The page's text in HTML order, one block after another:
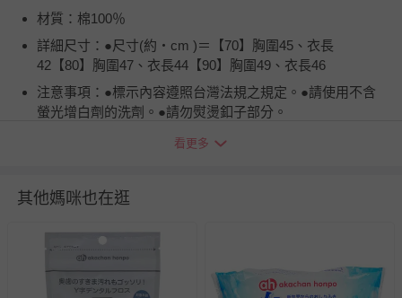
材質：棉100％
詳細尺寸：●尺寸(約・cm )＝【70】胸圍45、衣長
42【80】胸圍47、衣長44【90】胸圍49、衣長46
注意事項：●標示內容遵照台灣法規之規定。●請使用不含
螢光增白劑的洗劑。●請勿熨燙釦子部分。
包含完整包裝、配件、說明文件及贈品等。
如需退換貨，請於收到商品7天（含例假日內提出），如為
瑕疵退換貨所產生的運費，將由媽咪愛負責處理，若非瑕疵
退貨，您可至『查詢訂單』>『已出貨』中查詢該筆訂單，
看更多
其他媽咪也在逛